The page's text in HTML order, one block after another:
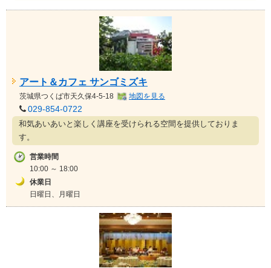
アート＆カフェ サンゴミズキ
茨城県つくば市天久保4-5-18 地図を見る
029-854-0722
和気あいあいと楽しく講座を受けられる空間を提供しておりま
す。
営業時間
10:00 ～ 18:00
休業日
日曜日、月曜日